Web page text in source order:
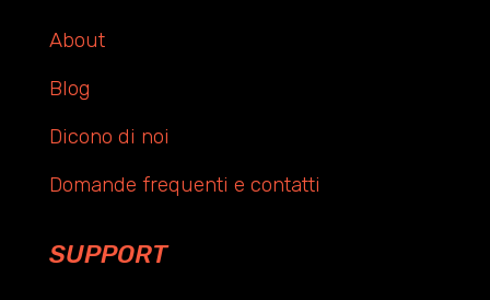
About
Blog
Dicono di noi
Domande frequenti e contatti
SUPPORT